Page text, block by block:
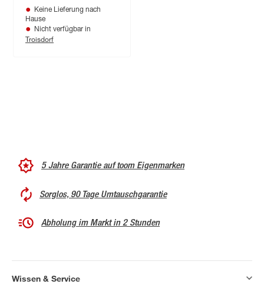
Keine Lieferung nach
Hause
Nicht verfügbar in
Troisdorf
5 Jahre Garantie auf toom Eigenmarken
Sorglos, 90 Tage Umtauschgarantie
Abholung im Markt in 2 Stunden
Wissen & Service